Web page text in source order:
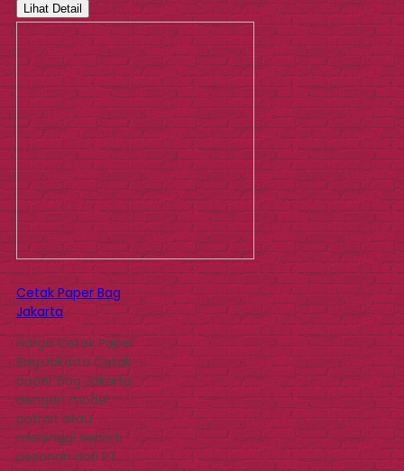
Lihat Detail
Cetak Paper Bag
Jakarta
Harga Cetak Paper
Bag Jakarta Cetak
paper bag Jakarta
dengan model
potrait atau
meninggi seperti
pesanan dari PT